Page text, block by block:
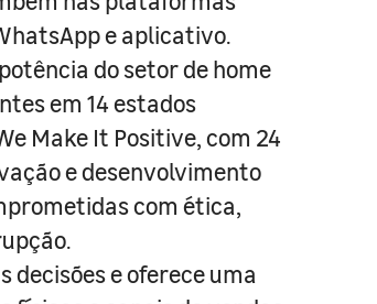
e aplicativo.
do setor de home
em 14 estados
Make It Positive, com 24
e desenvolvimento
com ética,
decisões e oferece uma